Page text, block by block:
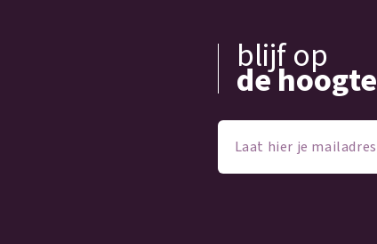
blijf op
de hoogte
Laat